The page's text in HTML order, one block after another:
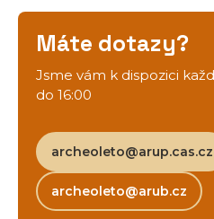
Máte dotazy?
Jsme vám k dispozici
do 16:00
archeoleto@arup.cas.cz
archeoleto@arub.cz